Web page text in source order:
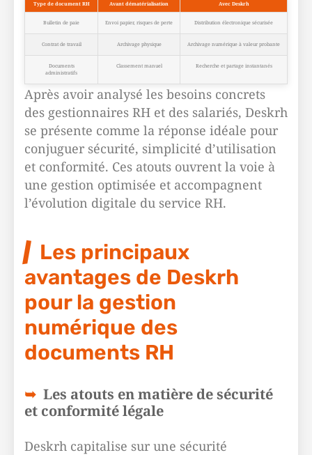
Type de document RH Avant dématérialisation Avec Deskrh
Bulletin de paie Envoi papier, risques de perte Distribution électronique sécurisée
Contrat de travail Archivage physique Archivage numérique à valeur probante
Documents
administratifs
Classement manuel Recherche et partage instantanés
Après avoir analysé les besoins concrets
des gestionnaires RH et des salariés, Deskrh
se présente comme la réponse idéale pour
conjuguer sécurité, simplicité d’utilisation
et conformité. Ces atouts ouvrent la voie à
une gestion optimisée et accompagnent
l’évolution digitale du service RH.
Les principaux
avantages de Deskrh
pour la gestion
numérique des
documents RH
Les atouts en matière de sécurité
et conformité légale
Deskrh capitalise sur une sécurité